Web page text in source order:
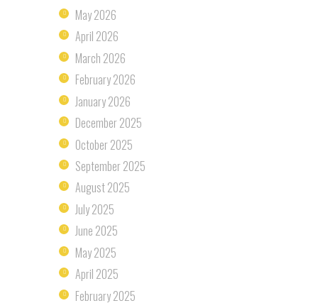
May2026
April 2026
March 2026
February2026
January2026
December2025
October2025
September2025
August2025
July2025
June 2025
May2025
April 2025
February2025